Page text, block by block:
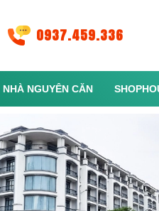
0937.459.336
NHÀ NGUYÊN CĂN